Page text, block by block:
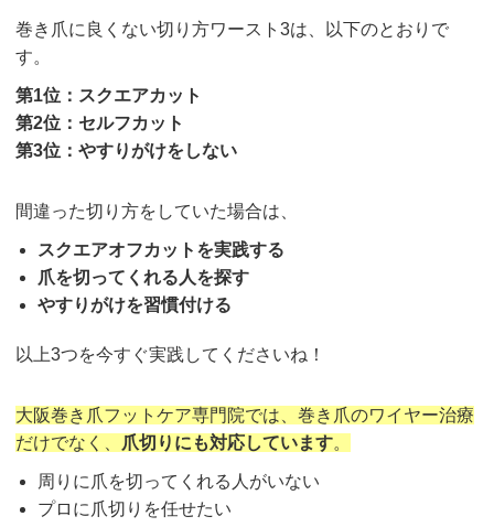
巻き爪に良くない切り方ワースト3は、以下のとおりで
す。
第1位：スクエアカット
第2位：セルフカット
第3位：やすりがけをしない
間違った切り方をしていた場合は、
スクエアオフカットを実践する
爪を切ってくれる人を探す
やすりがけを習慣付ける
以上3つを今すぐ実践してくださいね！
大阪巻き爪フットケア専門院では、巻き爪のワイヤー治療
だけでなく、
爪切りにも対応しています。
周りに爪を切ってくれる人がいない
プロに爪切りを任せたい